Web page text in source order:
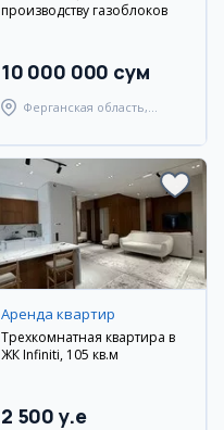
производству газоблоков
10 000 000 сум
Ферганская область,
Аренда квартир
Трехкомнатная квартира в
ЖК Infiniti, 105 кв.м
2 500 y.e